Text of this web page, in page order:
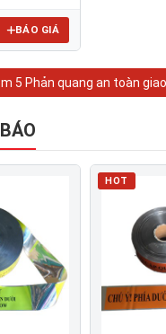
BÁO GIÁ
5 Phản quang an toàn
HOT